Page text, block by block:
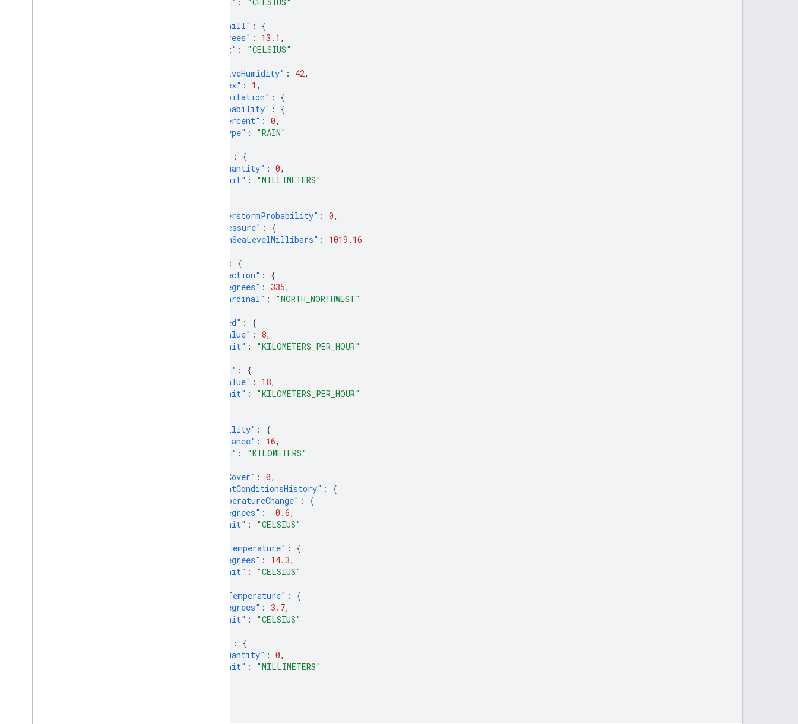
"windChill" :
{
"degrees" : 13.1 ,
"unit" :
"CELSIUS"
"relativeHumidity" : 42,
"uvIndex" : 1 ,
"precipitation" :
{
"probability" :
{
"percent" : 0,
"type" :
"RAIN"
"qpf" :
{
"quantity" : 0,
"unit" :
"MILLIMETERS"
"thunderstormProbability" : 0,
"airPressure" :
{
"meanSeaLevelMillibars" :
1019.16
:
{
"direction" :
{
"degrees" : 335,
"cardinal" :
"NORTH_NORTHWEST"
"speed" :
{
"value" : 8,
"unit" :
"KILOMETERS_PER_HOUR"
"gust" :
{
"value" : 18,
"unit" :
"KILOMETERS_PER_HOUR"
"visibility" :
{
"distance" : 16,
"unit" :
"KILOMETERS"
"cloudCover" : 0,
"currentConditionsHistory" :
{
"temperatureChange" :
{
"degrees" : -0.6,
"unit" :
"CELSIUS"
"maxTemperature" :
{
"degrees" : 14.3,
"unit" :
"CELSIUS"
"minTemperature" :
{
"degrees" : 3.7,
"unit" :
"CELSIUS"
"qpf" :
{
"quantity" : 0,
"unit" :
"MILLIMETERS"